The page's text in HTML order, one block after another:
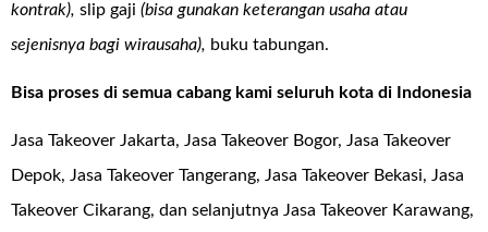
kontrak), slip gaji (bisa gunakan keterangan usaha atau
sejenisnya bagi wirausaha), buku tabungan.
Bisa proses di semua cabang kami seluruh kota di Indonesia
Jasa Takeover Jakarta, Jasa Takeover Bogor, Jasa Takeover
Depok, Jasa Takeover Tangerang, Jasa Takeover Bekasi, Jasa
Takeover Cikarang, dan selanjutnya Jasa Takeover Karawang,